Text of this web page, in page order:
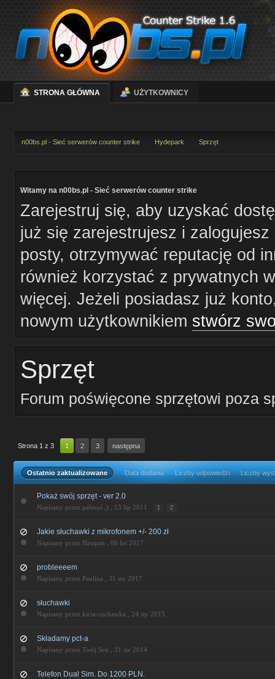
STRONA GŁÓWNA UŻYTKOWNICY
n00bs.pl - Sieć serwerów counter strike Hydepark Sprzęt
Witamy na n00bs.pl - Sieć serwerów counter strike
Zarejestruj się, aby uzyskać
już się zarejestrujesz i
posty, otrzymywać reputację od
również korzystać z prywatnych
więcej. Jeżeli posiadasz już
nowym użytkownikiem stwórz
Sprzęt
Forum poświęcone sprzętowi poza
Strona 1 z 3 1 2 3 następna
Ostatnio zaktualizowane Data dodania Liczby odpowiedzi Liczby
Pokaż swój sprzęt - ver 2.0
Napisany przez palmuś ;) , 13 lip 2011 1 2
Jakie słuchawki z mikrofonem +/- 200 zł
Napisany przez Hiszpan , 06 lut 2017
probleeeem
Napisany przez Paulina , 31 sty 2017
słuchawki
Napisany przez kicia-ruchawka , 24 sty 2015
Składamy pct-a
Napisany przez Twój Sen , 31 sie 2014
Telefon Dual Sim. Do 1200 PLN.